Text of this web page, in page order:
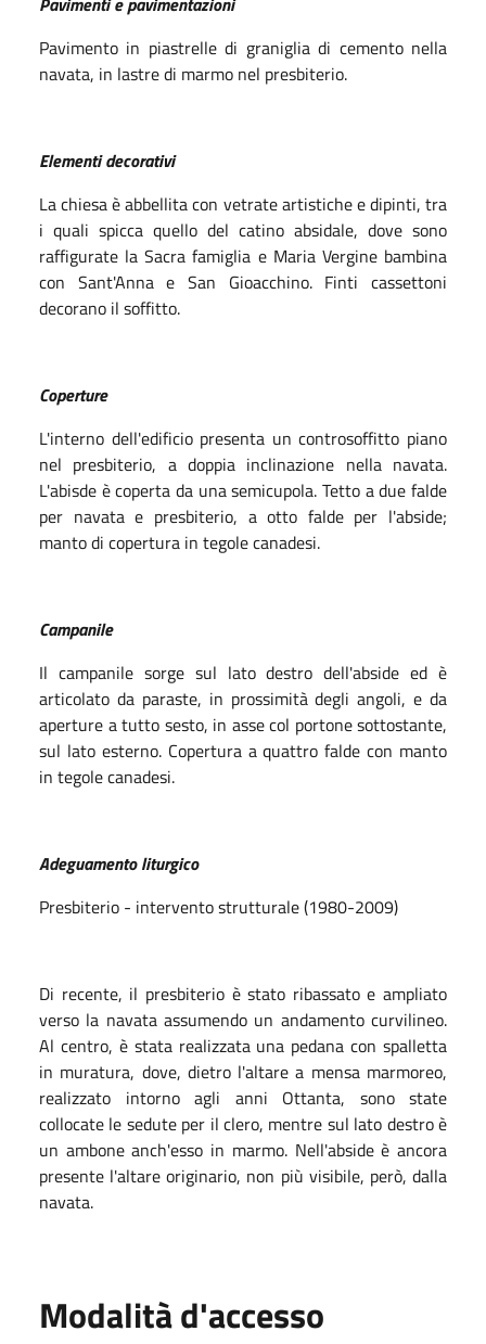
Pavimento in piastrelle di graniglia di cemento nella
navata, in lastre di marmo nel presbiterio.
Elementi decorativi
La chiesa è abbellita con vetrate artistiche e dipinti, tra
i quali spicca quello del catino absidale, dove sono
raffigurate la Sacra famiglia e Maria Vergine bambina
con Sant'Anna e San Gioacchino. Finti cassettoni
decorano il soffitto.
Coperture
L'interno dell'edificio presenta un controsoffitto piano
nel presbiterio, a doppia inclinazione nella navata.
L'abisde è coperta da una semicupola. Tetto a due falde
per navata e presbiterio, a otto falde per l'abside;
manto di copertura in tegole canadesi.
Campanile
Il campanile sorge sul lato destro dell'abside ed è
articolato da paraste, in prossimità degli angoli, e da
aperture a tutto sesto, in asse col portone sottostante,
sul lato esterno. Copertura a quattro falde con manto
in tegole canadesi.
Adeguamento liturgico
Presbiterio - intervento strutturale (1980-2009)
Di recente, il presbiterio è stato ribassato e ampliato
verso la navata assumendo un andamento curvilineo.
Al centro, è stata realizzata una pedana con spalletta
in muratura, dove, dietro l'altare a mensa marmoreo,
realizzato intorno agli anni Ottanta, sono state
collocate le sedute per il clero, mentre sul lato destro è
un ambone anch'esso in marmo. Nell'abside è ancora
presente l'altare originario, non più visibile, però, dalla
navata.
Modalità d'accesso